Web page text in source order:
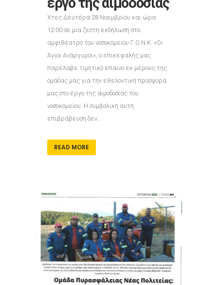
Χτες Δευτέρα 28 Νοεμβρίου και ώρα
12:00 σε μια ζεστή εκδήλωση στο
αμφιθέατρο του νοσοκομείου Γ.Ο.Ν.Κ. «Οι
Άγιοι Ανάργυροι», ο επικεφαλής μας
παρέλαβε τιμητικό έπαινο εκ μέρους της
ομάδας μας για την εθελοντική προσφορά
μας στο έργο της αιμοδοσίας του
νοσοκομείου. Η συμβολική αυτή
επιβράβευση δεν...
READ MORE